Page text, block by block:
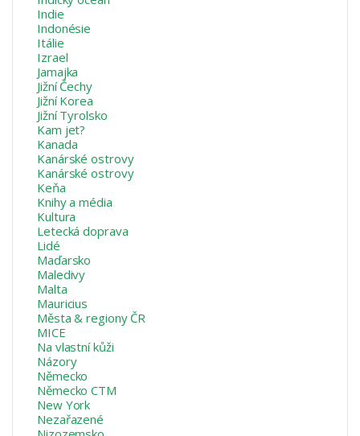
Indie
Indonésie
Itálie
Izrael
Jamajka
Jižní Čechy
Jižní Korea
Jižní Tyrolsko
Kam jet?
Kanada
Kanárské ostrovy
Kanárské ostrovy
Keňa
Knihy a média
Kultura
Letecká doprava
Lidé
Maďarsko
Maledivy
Malta
Mauricius
Města & regiony ČR
MICE
Na vlastní kůži
Názory
Německo
Německo CTM
New York
Nezařazené